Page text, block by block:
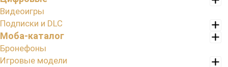
Видеоигры
Подписки и DLC
Моба-каталог
Бронефоны
Игровые модели